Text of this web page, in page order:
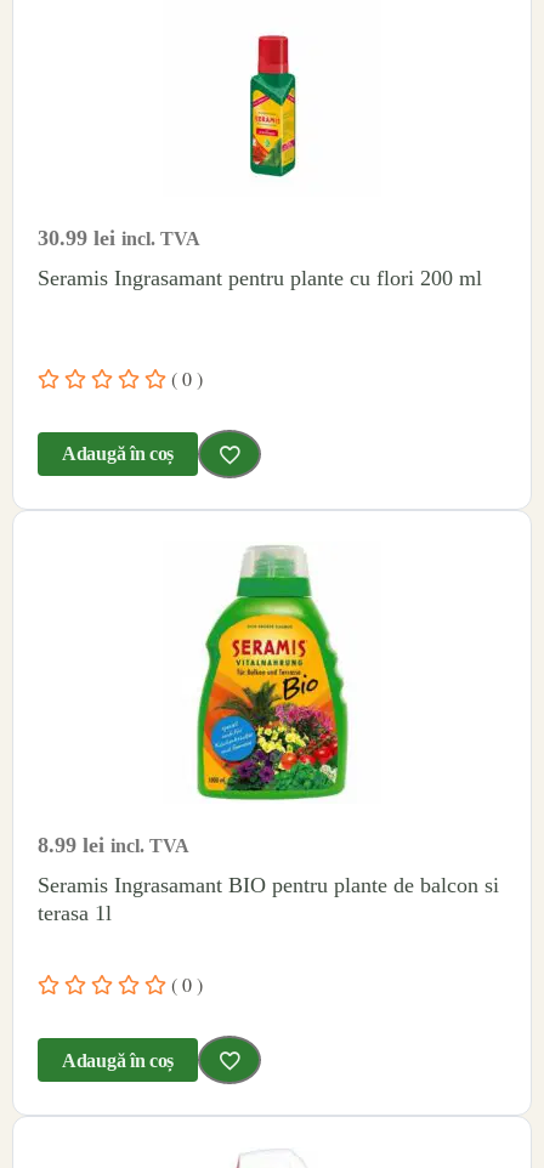
30.99 lei incl. TVA
Seramis Ingrasamant pentru plante cu flori 200 ml
( 0 )
Adaugă în coș
8.99 lei incl. TVA
Seramis Ingrasamant BIO pentru plante de balcon si
terasa 1l
( 0 )
Adaugă în coș